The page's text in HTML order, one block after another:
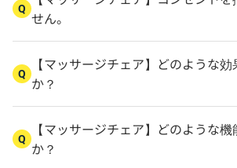
Q せん。
Q
【マッサージチェア】どのような
か？
Q
【マッサージチェア】どのような
か？